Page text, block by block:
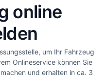
online
um Ihr Fahrzeug
Onlineservice können Sie
und erhalten in ca. 3